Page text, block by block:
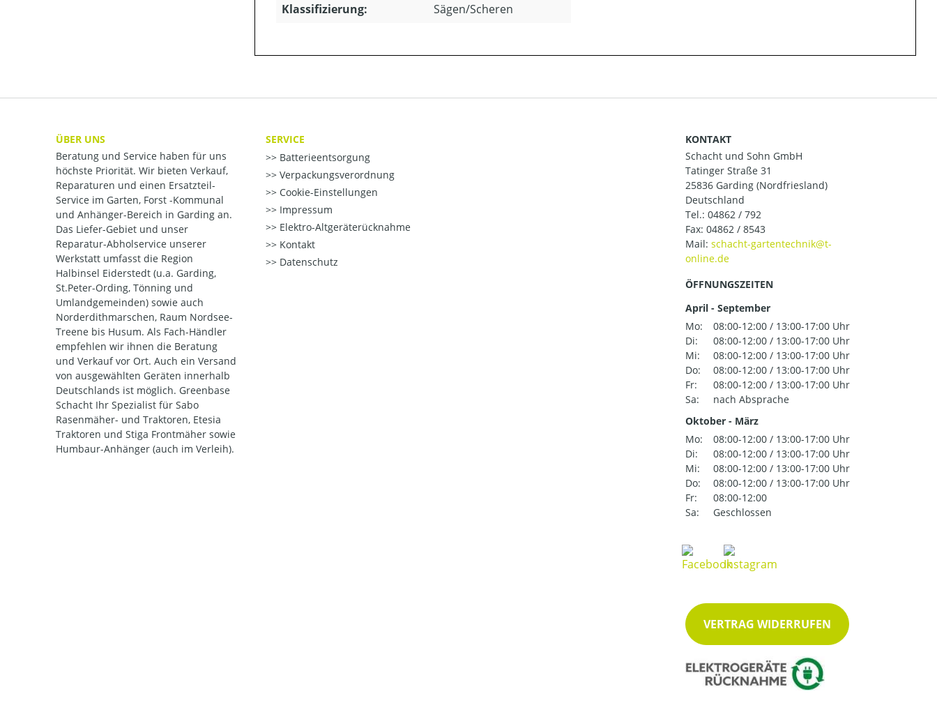
Klassifizierung: Sägen/Scheren
ÜBER UNS
Beratung und Service haben für uns
höchste Priorität. Wir bieten Verkauf,
Reparaturen und einen Ersatzteil-
Service im Garten, Forst -Kommunal
und Anhänger-Bereich in Garding an.
Das Liefer-Gebiet und unser
Reparatur-Abholservice unserer
Werkstatt umfasst die Region
Halbinsel Eiderstedt (u.a. Garding,
St.Peter-Ording, Tönning und
Umlandgemeinden) sowie auch
Norderdithmarschen, Raum Nordsee-
Treene bis Husum. Als Fach-Händler
empfehlen wir ihnen die Beratung
und Verkauf vor Ort. Auch ein Versand
von ausgewählten Geräten innerhalb
Deutschlands ist möglich. Greenbase
Schacht Ihr Spezialist für Sabo
Rasenmäher- und Traktoren, Etesia
Traktoren und Stiga Frontmäher sowie
Humbaur-Anhänger (auch im Verleih).
SERVICE
Batterieentsorgung
Verpackungsverordnung
Cookie-Einstellungen
Impressum
Elektro-Altgeräterücknahme
Kontakt
Datenschutz
KONTAKT
Schacht und Sohn GmbH
Tatinger Straße 31
25836 Garding (Nordfriesland)
Deutschland
Tel.: 04862 / 792
Fax: 04862 / 8543
Mail:
ÖFFNUNGSZEITEN
April - September
Mo:
08:00-12:00 / 13:00-17:00 Uhr
Di:
08:00-12:00 / 13:00-17:00 Uhr
Mi:
08:00-12:00 / 13:00-17:00 Uhr
Do:
08:00-12:00 / 13:00-17:00 Uhr
Fr:
08:00-12:00 / 13:00-17:00 Uhr
Sa:
nach Absprache
Oktober - März
Mo:
08:00-12:00 / 13:00-17:00 Uhr
Di:
08:00-12:00 / 13:00-17:00 Uhr
Mi:
08:00-12:00 / 13:00-17:00 Uhr
Do:
08:00-12:00 / 13:00-17:00 Uhr
Fr:
08:00-12:00
Sa:
Geschlossen
VERTRAG WIDERRUFEN